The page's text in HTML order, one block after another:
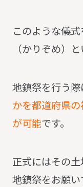
このような儀
（かりぞめ）と
地鎮祭を行う際
かを都道府県
が可能です。
正式にはその
地鎮祭をお願